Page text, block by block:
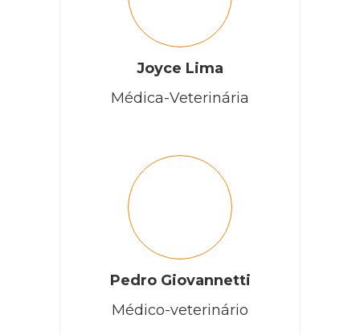
Joyce Lima
Médica-Veterinária
Pedro Giovannetti
Médico-veterinário